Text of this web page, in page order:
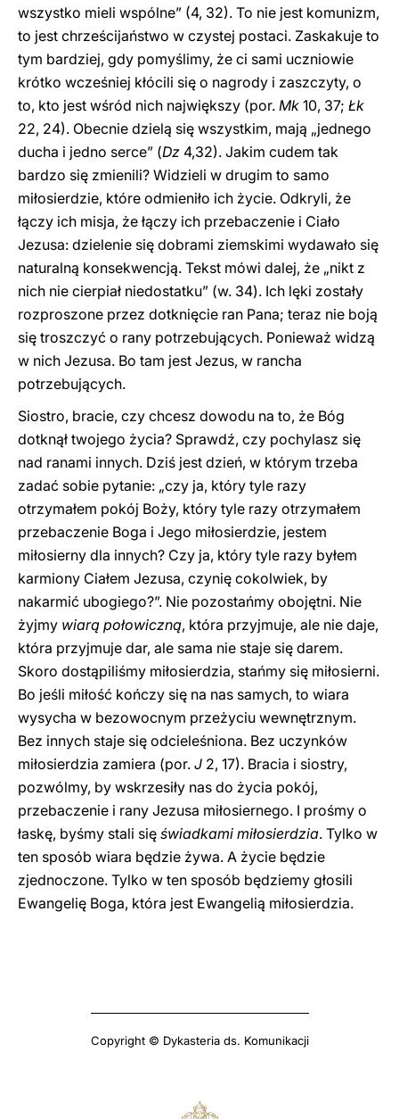
wszystko mieli wspólne” (4, 32). To nie jest komunizm,
to jest chrześcijaństwo w czystej postaci. Zaskakuje to
tym bardziej, gdy pomyślimy, że ci sami uczniowie
krótko wcześniej kłócili się o nagrody i zaszczyty, o
to, kto jest wśród nich największy (por. Mk 10, 37; Łk
22, 24). Obecnie dzielą się wszystkim, mają „jednego
ducha i jedno serce” (Dz 4,32). Jakim cudem tak
bardzo się zmienili? Widzieli w drugim to samo
miłosierdzie, które odmieniło ich życie. Odkryli, że
łączy ich misja, że łączy ich przebaczenie i Ciało
Jezusa: dzielenie się dobrami ziemskimi wydawało się
naturalną konsekwencją. Tekst mówi dalej, że „nikt z
nich nie cierpiał niedostatku” (w. 34). Ich lęki zostały
rozproszone przez dotknięcie ran Pana; teraz nie boją
się troszczyć o rany potrzebujących. Ponieważ widzą
w nich Jezusa. Bo tam jest Jezus, w rancha
potrzebujących.
Siostro, bracie, czy chcesz dowodu na to, że Bóg
dotknął twojego życia? Sprawdź, czy pochylasz się
nad ranami innych. Dziś jest dzień, w którym trzeba
zadać sobie pytanie: „czy ja, który tyle razy
otrzymałem pokój Boży, który tyle razy otrzymałem
przebaczenie Boga i Jego miłosierdzie, jestem
miłosierny dla innych? Czy ja, który tyle razy byłem
karmiony Ciałem Jezusa, czynię cokolwiek, by
nakarmić ubogiego?”. Nie pozostańmy obojętni. Nie
żyjmy wiarą połowiczną, która przyjmuje, ale nie daje,
która przyjmuje dar, ale sama nie staje się darem.
Skoro dostąpiliśmy miłosierdzia, stańmy się miłosierni.
Bo jeśli miłość kończy się na nas samych, to wiara
wysycha w bezowocnym przeżyciu wewnętrznym.
Bez innych staje się odcieleśniona. Bez uczynków
miłosierdzia zamiera (por. J 2, 17). Bracia i siostry,
pozwólmy, by wskrzesiły nas do życia pokój,
przebaczenie i rany Jezusa miłosiernego. I prośmy o
łaskę, byśmy stali się świadkami miłosierdzia. Tylko w
ten sposób wiara będzie żywa. A życie będzie
zjednoczone. Tylko w ten sposób będziemy głosili
Ewangelię Boga, która jest Ewangelią miłosierdzia.
Copyright © Dykasteria ds. Komunikacji